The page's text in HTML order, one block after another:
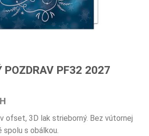
POZDRAV PF32 2027
ofset, 3D lak strieborný. Bez vútornej
spolu s obálkou.